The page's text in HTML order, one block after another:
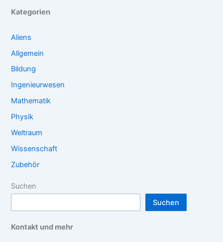
Kategorien
Aliens
Allgemein
Bildung
Ingenieurwesen
Mathematik
Physik
Weltraum
Wissenschaft
Zubehör
Suchen
Suchen
Kontakt und mehr